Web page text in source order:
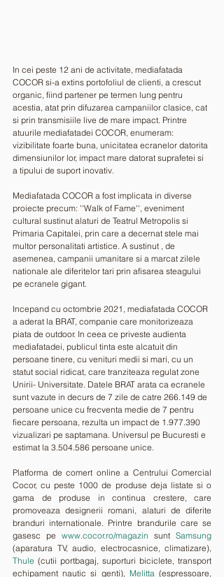
In cei peste 12 ani de activitate, mediafatada
COCOR si-a extins portofoliul de clienti, a crescut
organic, fiind partener pe termen lung pentru
acestia, atat prin difuzarea campaniilor clasice, cat
si prin transmisiile live de mare impact. Printre
atuurile mediafatadei COCOR, enumeram:
vizibilitate foarte buna, unicitatea ecranelor datorita
dimensiunilor lor, impact mare datorat suprafetei si
a tipului de suport inovativ.
Mediafatada COCOR a fost implicata in diverse
proiecte precum: ''Walk of Fame'', eveniment
cultural sustinut alaturi de Teatrul Metropolis si
Primaria Capitalei, prin care a decernat stele mai
multor personalitati artistice. A sustinut , de
asemenea, campanii umanitare si a marcat zilele
nationale ale diferitelor tari prin afisarea steagului
pe ecranele gigant.
Incepand cu octombrie 2021, mediafatada COCOR
a aderat la BRAT, companie care monitorizeaza
piata de outdoor. In ceea ce priveste audienta
mediafatadei, publicul tinta este alcatuit din
persoane tinere, cu venituri medii si mari, cu un
statut social ridicat, care tranziteaza regulat zone
Unirii- Universitate. Datele BRAT arata ca ecranele
sunt vazute in decurs de 7 zile de catre 266.149 de
persoane unice cu frecventa medie de 7 pentru
fiecare persoana, rezulta un impact de 1.977.390
vizualizari pe saptamana. Universul pe Bucuresti e
estimat la 3.504.586 persoane unice.
Platforma de comert online a Centrului Comercial
Cocor, cu peste 1000 de produse deja listate si o
gama de produse in continua crestere, care
promoveaza designerii romani, alaturi de diferite
branduri internationale. Printre brandurile care se
gasesc pe www.cocor.ro/magazin sunt Samsung
Thule (cutii portbagaj, suporturi biciclete, transport
echipament nautic si genti), Melitta (espressoare,